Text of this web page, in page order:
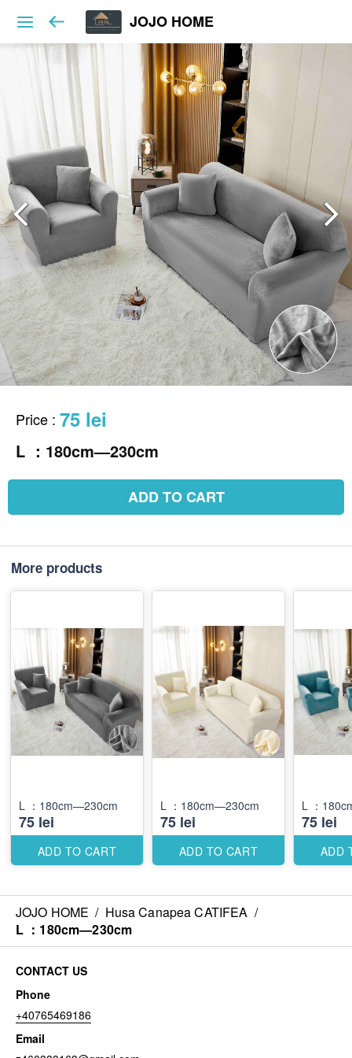
JOJO HOME
Price : 75 lei
L ：180cm—230cm
ADD TO CART
More products
L ：180cm—230cm
75 lei
ADD TO CART
L ：180cm—230cm
75 lei
ADD TO CART
L ：
75 lei
ADD
JOJO HOME / Husa Canapea CATIFEA /
L ：180cm—230cm
CONTACT US
Phone
+40765469186
Email